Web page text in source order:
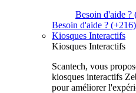
Besoin d'aide ?
Besoin d'aide ?
Kiosques Interactifs
Kiosques Interactifs
Scantech, vous
kiosques interactifs
pour améliorer